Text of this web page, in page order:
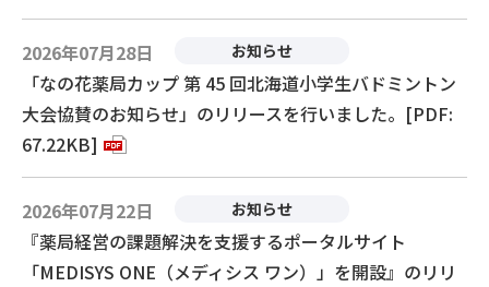
2026年07月28日 お知らせ
「なの花薬局カップ 第 45 回北海道小学生バドミントン
大会協賛のお知らせ」のリリースを行いました。[PDF:
67.22KB]
2026年07月22日 お知らせ
『薬局経営の課題解決を支援するポータルサイト
「MEDISYS ONE（メディシス ワン）」を開設』のリリ